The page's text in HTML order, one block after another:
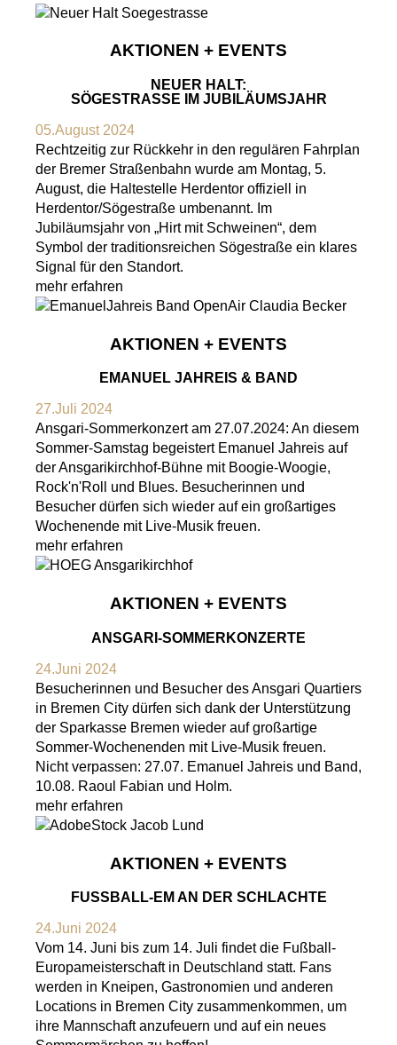
AKTIONEN + EVENTS
NEUER HALT:
SÖGESTRASSE IM JUBILÄUMSJAHR
05.August 2024
Rechtzeitig zur Rückkehr in den regulären Fahrplan
der Bremer Straßenbahn wurde am Montag, 5.
August, die Haltestelle Herdentor offiziell in
Herdentor/Sögestraße umbenannt. Im
Jubiläumsjahr von „Hirt mit Schweinen“, dem
Symbol der traditionsreichen Sögestraße ein klares
Signal für den Standort.
mehr erfahren
AKTIONEN + EVENTS
EMANUEL JAHREIS & BAND
27.Juli 2024
Ansgari-Sommerkonzert am 27.07.2024: An diesem
Sommer-Samstag begeistert Emanuel Jahreis auf
der Ansgarikirchhof-Bühne mit Boogie-Woogie,
Rock'n'Roll und Blues. Besucherinnen und
Besucher dürfen sich wieder auf ein großartiges
Wochenende mit Live-Musik freuen.
mehr erfahren
AKTIONEN + EVENTS
ANSGARI-SOMMERKONZERTE
24.Juni 2024
Besucherinnen und Besucher des Ansgari Quartiers
in Bremen City dürfen sich dank der Unterstützung
der Sparkasse Bremen wieder auf großartige
Sommer-Wochenenden mit Live-Musik freuen.
Nicht verpassen: 27.07. Emanuel Jahreis und Band,
10.08. Raoul Fabian und Holm.
mehr erfahren
AKTIONEN + EVENTS
FUSSBALL-EM AN DER SCHLACHTE
24.Juni 2024
Vom 14. Juni bis zum 14. Juli findet die Fußball-
Europameisterschaft in Deutschland statt. Fans
werden in Kneipen, Gastronomien und anderen
Locations in Bremen City zusammenkommen, um
ihre Mannschaft anzufeuern und auf ein neues